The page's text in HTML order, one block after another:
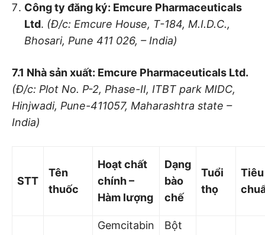
Công ty đăng ký: Emcure Pharmaceuticals
Ltd. (Đ/c: Emcure House, T-184, M.I.D.C.,
Bhosari, Pune 411 026, – India)
7.1 Nhà sản xuất: Emcure Pharmaceuticals Ltd.
(Đ/c: Plot No. P-2, Phase-II, ITBT park MIDC,
Hinjwadi, Pune-411057, Maharashtra state –
India)
STT
Tên
thuốc
Hoạt chất
chính –
Hàm lượng
Dạng
bào
chế
Tuổi
thọ
Tiêu
Gemcitabin
Bột